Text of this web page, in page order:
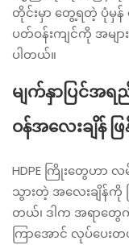
တိုင်းမှာ တွေ့ရတဲ့ ပုံမှ
ပတ်ဝန်းကျင်ကို အမျ
ပါတယ်။
မျက်နှာပြင်အ
ဝန်အလေးချိန် ဖြ
HDPE ကြိုးတွေဟာ
သွားတဲ့ အလေးချိန်ကို
တယ်၊ ဒါက အရာတွေကို
ကြာအောင် လုပ်ပေး